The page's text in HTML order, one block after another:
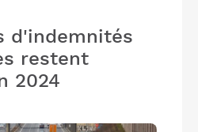
d'indemnités
restent
2024